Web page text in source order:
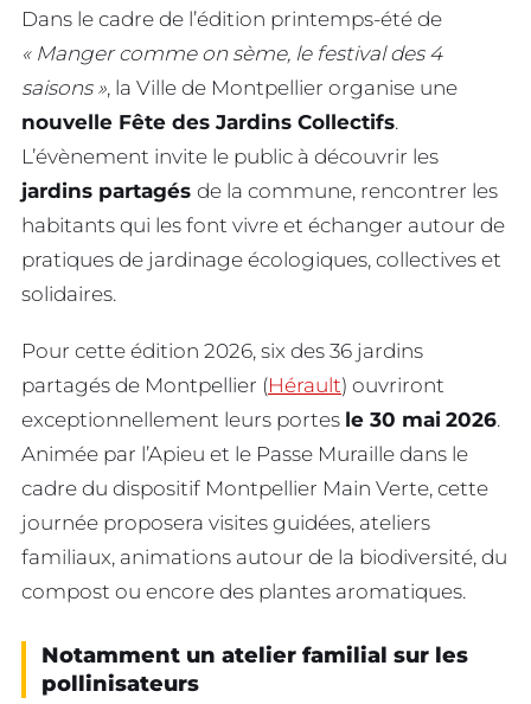
Dans le cadre de l’édition printemps-été de
« Manger comme on sème, le festival des 4
saisons », la Ville de Montpellier organise une
nouvelle Fête des Jardins Collectifs.
L’évènement invite le public à découvrir les
jardins partagés de la commune, rencontrer les
habitants qui les font vivre et échanger autour de
pratiques de jardinage écologiques, collectives et
solidaires.
Pour cette édition 2026, six des 36 jardins
partagés de Montpellier (Hérault) ouvriront
exceptionnellement leurs portes le 30 mai 2026.
Animée par l’Apieu et le Passe Muraille dans le
cadre du dispositif Montpellier Main Verte, cette
journée proposera visites guidées, ateliers
familiaux, animations autour de la biodiversité, du
compost ou encore des plantes aromatiques.
Notamment un atelier familial sur les
pollinisateurs